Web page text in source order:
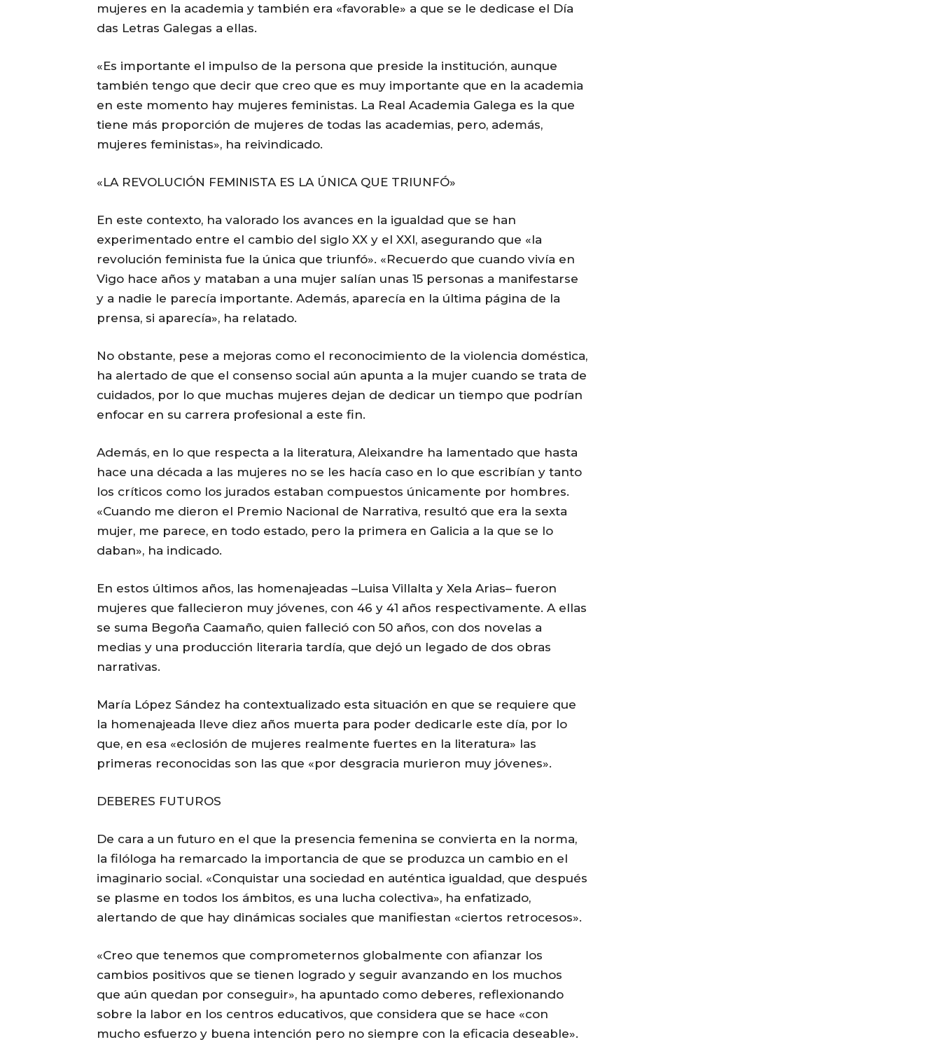
mujeres en la academia y también era «favorable» a que se le dedicase el Día
das Letras Galegas a ellas.
«Es importante el impulso de la persona que preside la institución, aunque
también tengo que decir que creo que es muy importante que en la academia
en este momento hay mujeres feministas. La Real Academia Galega es la que
tiene más proporción de mujeres de todas las academias, pero, además,
mujeres feministas», ha reivindicado.
«LA REVOLUCIÓN FEMINISTA ES LA ÚNICA QUE TRIUNFÓ»
En este contexto, ha valorado los avances en la igualdad que se han
experimentado entre el cambio del siglo XX y el XXI, asegurando que «la
revolución feminista fue la única que triunfó». «Recuerdo que cuando vivía en
Vigo hace años y mataban a una mujer salían unas 15 personas a manifestarse
y a nadie le parecía importante. Además, aparecía en la última página de la
prensa, si aparecía», ha relatado.
No obstante, pese a mejoras como el reconocimiento de la violencia doméstica,
ha alertado de que el consenso social aún apunta a la mujer cuando se trata de
cuidados, por lo que muchas mujeres dejan de dedicar un tiempo que podrían
enfocar en su carrera profesional a este fin.
Además, en lo que respecta a la literatura, Aleixandre ha lamentado que hasta
hace una década a las mujeres no se les hacía caso en lo que escribían y tanto
los críticos como los jurados estaban compuestos únicamente por hombres.
«Cuando me dieron el Premio Nacional de Narrativa, resultó que era la sexta
mujer, me parece, en todo estado, pero la primera en Galicia a la que se lo
daban», ha indicado.
En estos últimos años, las homenajeadas –Luisa Villalta y Xela Arias– fueron
mujeres que fallecieron muy jóvenes, con 46 y 41 años respectivamente. A ellas
se suma Begoña Caamaño, quien falleció con 50 años, con dos novelas a
medias y una producción literaria tardía, que dejó un legado de dos obras
narrativas.
María López Sández ha contextualizado esta situación en que se requiere que
la homenajeada lleve diez años muerta para poder dedicarle este día, por lo
que, en esa «eclosión de mujeres realmente fuertes en la literatura» las
primeras reconocidas son las que «por desgracia murieron muy jóvenes».
DEBERES FUTUROS
De cara a un futuro en el que la presencia femenina se convierta en la norma,
la filóloga ha remarcado la importancia de que se produzca un cambio en el
imaginario social. «Conquistar una sociedad en auténtica igualdad, que después
se plasme en todos los ámbitos, es una lucha colectiva», ha enfatizado,
alertando de que hay dinámicas sociales que manifiestan «ciertos retrocesos».
«Creo que tenemos que comprometernos globalmente con afianzar los
cambios positivos que se tienen logrado y seguir avanzando en los muchos
que aún quedan por conseguir», ha apuntado como deberes, reflexionando
sobre la labor en los centros educativos, que considera que se hace «con
mucho esfuerzo y buena intención pero no siempre con la eficacia deseable».